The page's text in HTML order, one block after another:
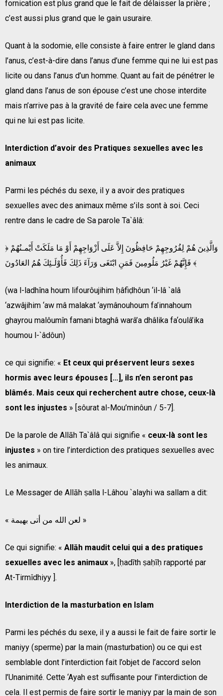
fornication est plus grand que le fait de délaisser la prière ;
c’est aussi plus grand que le gain usuraire.
Quant à la sodomie, elle consiste à faire entrer le gland dans
l’anus, c’est-à-dire dans l’anus d’une femme qui ne lui est pas
licite ou dans l’anus d’un homme. Quant au fait de pénétrer le
gland dans l’anus de son épouse c’est une chose interdite
mais n’arrive pas à la gravité de faire cela avec une femme
qui ne lui est pas licite.
Interdiction d’avoir des Pratiques sexuelles avec les
animaux
Parmi les péchés du sexe, il y a avoir des pratiques
sexuelles avec des animaux même s’ils sont à soi. Ceci
rentre dans le cadre de Sa parole Ta`âlâ:
﴿ وَالَّذِينَ هُمْ لِفُرُوجِهِمْ حَافِظُونَ إِلاَّ عَلَى أَزْوَاجِهِمْ أَوْ مَا مَلَكَتْ أَيْمـنُهُمْ
فَإِنَّهُمْ غَيْرُ مَلُومِينَ فَمَنِ ابْتَغَى وَرَآءَ ذَلِكَ فَأُوْلَـئِكَ هُمُ العَادُونَ ﴾
(wa l-ladhîna houm lifourôujihim ḥâfiḍhôun ‘il-lâ `alâ
‘azwâjihim ‘aw mâ malakat ‘aymânouhoum fa’innahoum
ghayrou malôumîn famani btaghâ warâ’a dhâlika fa‘oulâ’ika
houmou l-`âdôun)
ce qui signifie: « Et ceux qui préservent leurs sexes
hormis avec leurs épouses […], ils n’en seront pas
blâmés. Mais ceux qui recherchent autre chose, ceux-là
sont les injustes » [sôurat al-Mou’minôun / 5-7].
De la parole de Allāh Ta`âlâ qui signifie « ceux-là sont les
injustes » on tire l’interdiction des pratiques sexuelles avec
les animaux.
Le Messager de Allāh ṣalla l-Lâhou `alayhi wa sallam a dit:
« لعن الله من أتى بهيمة »
Ce qui signifie: « Allāh maudit celui qui a des pratiques
sexuelles avec les animaux », [ḥadīth ṣaḥīḥ rapporté par
At-Tirmîdhiyy ].
Interdiction de la masturbation en Islam
Parmi les péchés du sexe, il y a aussi le fait de faire sortir le
maniyy (sperme) par la main (masturbation) ou ce qui est
semblable dont l’interdiction fait l’objet de l’accord selon
l’Unanimité. Cette ‘Ayah est suffisante pour l’interdiction de
cela. Il est permis de faire sortir le maniyy par la main de son